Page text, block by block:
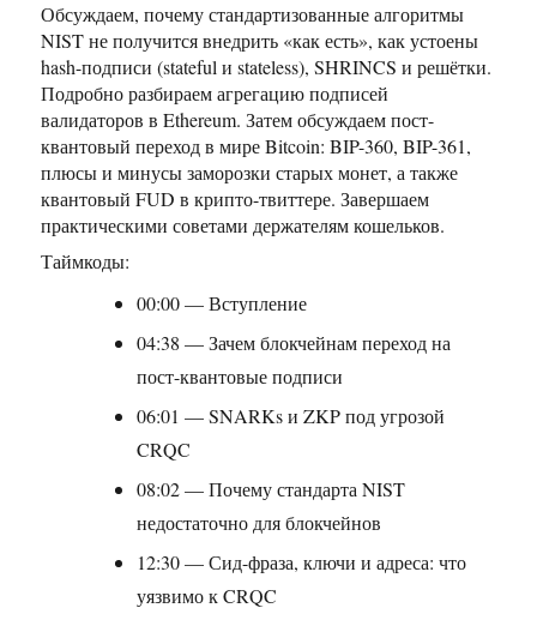
Обсуждаем, почему стандартизованные алгоритмы
NIST не получится внедрить «как есть», как устоены
hash-подписи (stateful и stateless), SHRINCS и решётки.
Подробно разбираем агрегацию подписей
валидаторов в Ethereum. Затем обсуждаем пост-
квантовый переход в мире Bitcoin: BIP-360, BIP-361,
плюсы и минусы заморозки старых монет, а также
квантовый FUD в крипто-твиттере. Завершаем
практическими советами держателям кошельков.
Таймкоды:
00:00 — Вступление
04:38 — Зачем блокчейнам переход на
пост-квантовые подписи
06:01 — SNARKs и ZKP под угрозой
CRQC
08:02 — Почему стандарта NIST
недостаточно для блокчейнов
12:30 — Сид-фраза, ключи и адреса: что
уязвимо к CRQC